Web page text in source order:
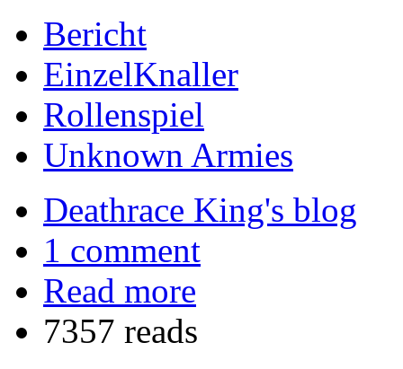
Bericht
EinzelKnaller
Rollenspiel
Unknown Armies
Deathrace King's blog
1 comment
Read more
7357 reads